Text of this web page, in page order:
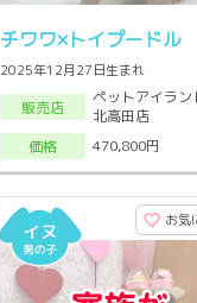
チワワ×トイプードル
2025年12月27日生まれ
販売店
ペットアイラン
北高田店
価格
470,800円
お気